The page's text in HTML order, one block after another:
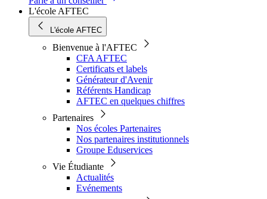
L'école AFTEC
L'école AFTEC
Bienvenue à l'AFTEC
CFA AFTEC
Certificats et labels
Générateur d'Avenir
Référents Handicap
AFTEC en quelques chiffres
Partenaires
Nos écoles Partenaires
Nos partenaires institutionnels
Groupe Eduservices
Vie Étudiante
Actualités
Evénements